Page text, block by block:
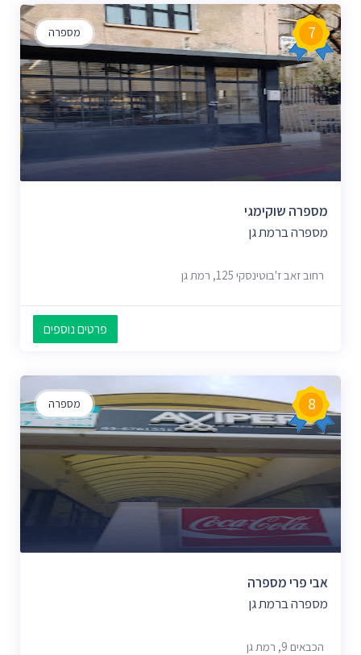
מספרה 7
מספרה שוקימגי
מספרה ברמת גן
רחוב זאב ז'בוטינסקי 125, רמת גן
פרטים נוספים
מספרה 8
אבי פרי מספרה
מספרה ברמת גן
הכבאים 9, רמת גן